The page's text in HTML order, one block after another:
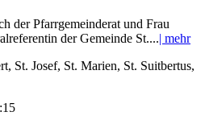
der Pfarrgemeinderat und Frau
der Gemeinde St....| mehr
St. Josef, St. Marien, St. Suitbertus,